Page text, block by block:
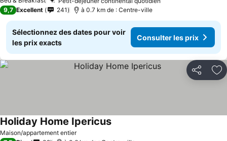
9,7 Excellent 241 à 0.7 km de : Centre-ville
Sélectionnez des dates pour voir
les prix exacts
Consulter les prix
Partager
Maison/appartement entier
Holiday Home Ipericus